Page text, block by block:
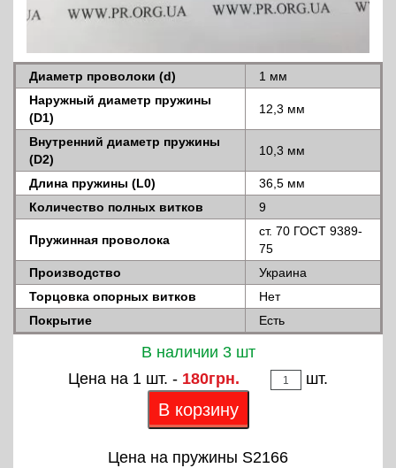
Диаметр проволоки (d)
1 мм
Наружный диаметр пружины
(D1)
12,3 мм
Внутренний диаметр пружины
(D2)
10,3 мм
Длина пружины (L0)
36,5 мм
Количество полных витков
9
Пружинная проволока
ст. 70 ГОСТ 9389-
75
Производство
Украина
Торцовка опорных витков
Нет
Покрытие
Есть
В наличии 3 шт
Цена на 1 шт. - 180грн. шт.
В корзину
Цена на пружины S2166